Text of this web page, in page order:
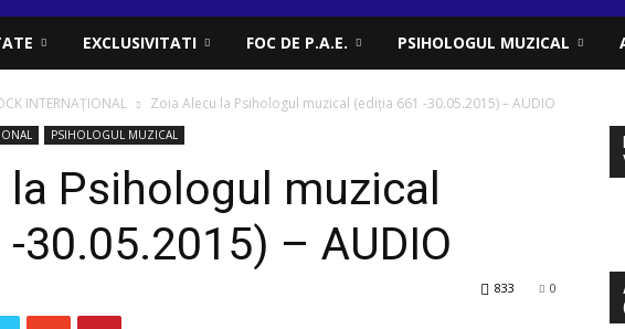
EXCLUSIVITATI FOC DE P.A.E. PSIHOLOGUL MUZICAL
INTERNAȚIONAL Zoia Alecu la Psihologul muzical (ediţia 661 -30.05.2015) – AUDIO
PSIHOLOGUL MUZICAL
Psihologul muzical
30.05.2015) – AUDIO
0
833